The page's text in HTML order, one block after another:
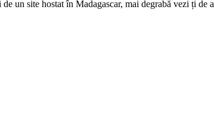
un site hostat în Madagascar, mai degrabă vezi ți de